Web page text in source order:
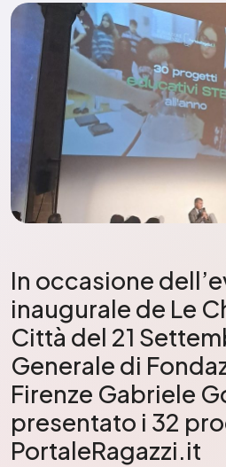
In occasione
inaugurale de Le
Città del 21
Generale di
Firenze Gabriele
presentato i 32
PortaleRagazzi.it